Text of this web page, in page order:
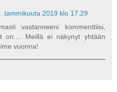
tammikuuta 2019 klo 17.29
vastanneeni kommenttiisi,
on.... Meillä ei näkynyt yhtään
vuonna!